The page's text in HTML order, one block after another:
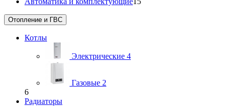
Отопление и ГВС
Котлы
Электрические 4
Газовые 2
6
Радиаторы